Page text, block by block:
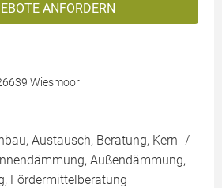
ANFORDERN
Wiesmoor
Austausch, Beratung, Kern- /
Außendämmung,
Fördermittelberatung